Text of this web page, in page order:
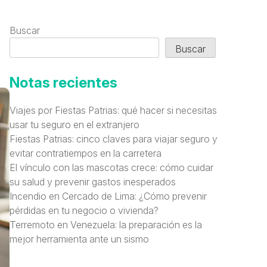
Buscar
Buscar
Notas recientes
Viajes por Fiestas Patrias: qué hacer si necesitas
usar tu seguro en el extranjero
Fiestas Patrias: cinco claves para viajar seguro y
evitar contratiempos en la carretera
El vínculo con las mascotas crece: cómo cuidar
su salud y prevenir gastos inesperados
Incendio en Cercado de Lima: ¿Cómo prevenir
pérdidas en tu negocio o vivienda?
Terremoto en Venezuela: la preparación es la
mejor herramienta ante un sismo